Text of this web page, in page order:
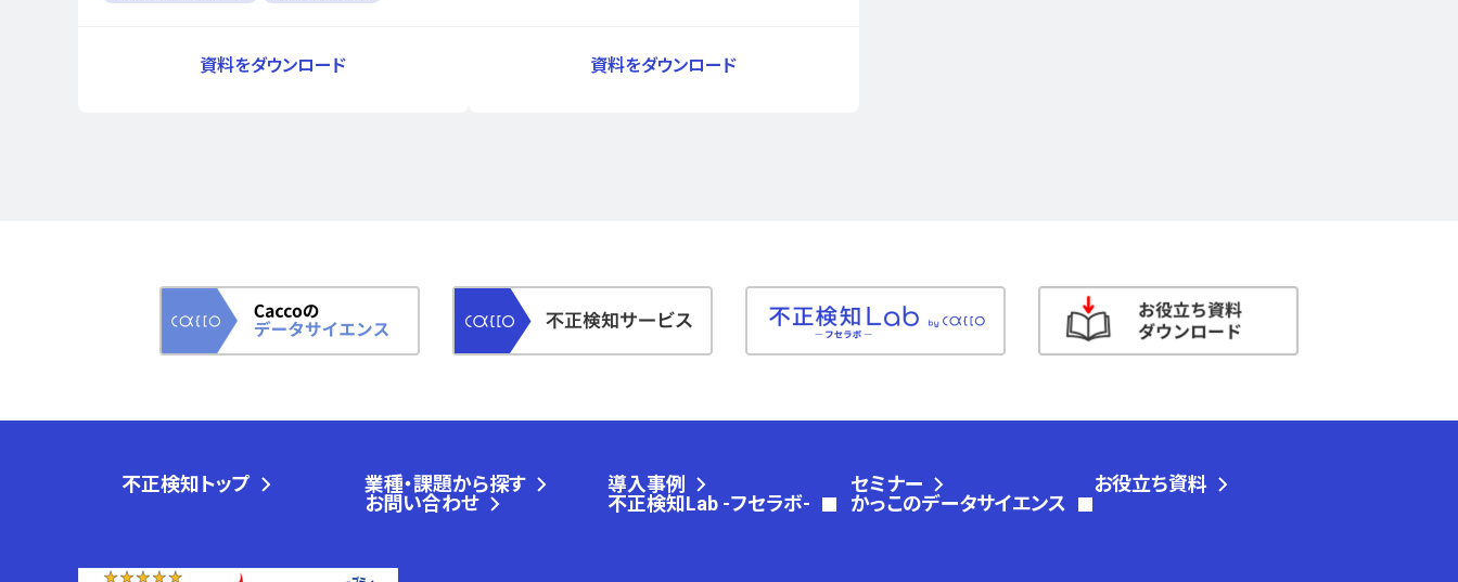
資料をダウンロード 資料をダウンロード
不正検知トップ 業種・課題から探す 導入事例 セミナー
お役立ち資料
お問い合わせ
不正検知Lab -フセラボ- かっこのデータサイエンス